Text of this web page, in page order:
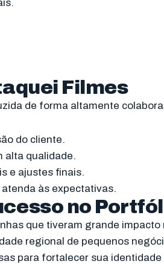
Filmes
de forma altamente
do cliente.
alta qualidade.
e ajustes finais.
às expectativas.
no
que tiveram grande
regional de pequenos
para fortalecer sua